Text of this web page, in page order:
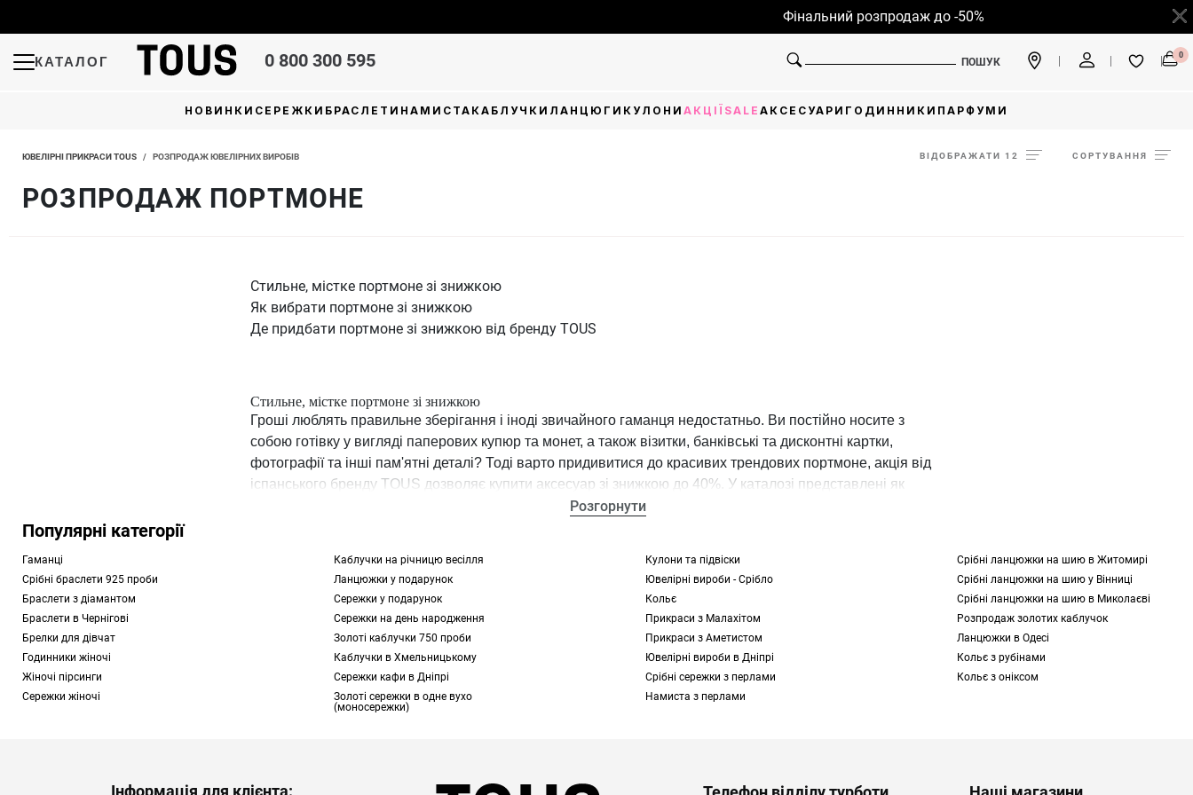
Фінальний розпродаж до -50%
КАТАЛОГ 0 800 300 595 ПОШУК
0
НОВИНКИ СЕРЕЖКИ БРАСЛЕТИ НАМИСТА КАБЛУЧКИ ЛАНЦЮГИ КУЛОНИ АКЦІЇ SALE АКСЕСУАРИ ГОДИННИКИ ПАРФУМИ
ЮВЕЛІРНІ ПРИКРАСИ TOUS / РОЗПРОДАЖ ЮВЕЛІРНИХ ВИРОБІВ
РОЗПРОДАЖ ПОРТМОНЕ
ВІДОБРАЖАТИ 12 СОРТУВАННЯ
Стильне, містке портмоне зі знижкою
Як вибрати портмоне зі знижкою
Де придбати портмоне зі знижкою від бренду TOUS
Стильне, містке портмоне зі знижкою
Гроші люблять правильне зберігання і іноді звичайного гаманця недостатньо. Ви постійно носите з
собою готівку у вигляді паперових купюр та монет, а також візитки, банківські та дисконтні картки,
фотографії та інші пам'ятні деталі? Тоді варто придивитися до красивих трендових портмоне, акція від
іспанського бренду TOUS дозволяє купити аксесуар зі знижкою до 40%. У каталозі представлені як
ведмедика Тедді TOUS Dubai Saffiano. Колекції для чоловіків представлені у вигляді лаконічних
Купити портмоне зі знижкою можна як для себе, так і в подарунок з іншого приводу. Це не просто
практичний та корисний, але й стильний аксесуар, здатний підкреслити ваш образ, доповнивши
гарний шкіряний браслет.
Як вибрати портмоне зі знижкою
Розгорнути
Популярні категорії
Гаманці
Срібні браслети 925 проби
Браслети з діамантом
Браслети в Чернігові
Брелки для дівчат
Годинники жіночі
Жіночі пірсинги
Сережки жіночі
Каблучки на річницю весілля
Ланцюжки у подарунок
Сережки у подарунок
Сережки на день народження
Золоті каблучки 750 проби
Каблучки в Хмельницькому
Сережки кафи в Дніпрі
Золоті сережки в одне вухо
(моносережки)
Кулони та підвіски
Ювелірні вироби - Срібло
Кольє
Прикраси з Малахітом
Прикраси з Аметистом
Ювелірні вироби в Дніпрі
Срібні сережки з перлами
Намиста з перлами
Срібні ланцюжки на шию в Житомирі
Срібні ланцюжки на шию у Вінниці
Срібні ланцюжки на шию в Миколаєві
Розпродаж золотих каблучок
Ланцюжки в Одесі
Кольє з рубінами
Кольє з оніксом
Інформація для клієнта: